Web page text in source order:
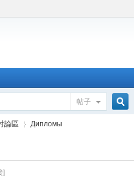
帖子
論區 Дипломы
]